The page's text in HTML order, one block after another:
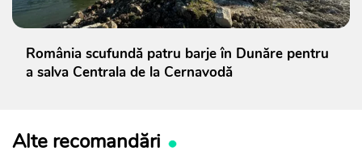
România scufundă patru barje în Dunăre pentru
a salva Centrala de la Cernavodă
Alte recomandări